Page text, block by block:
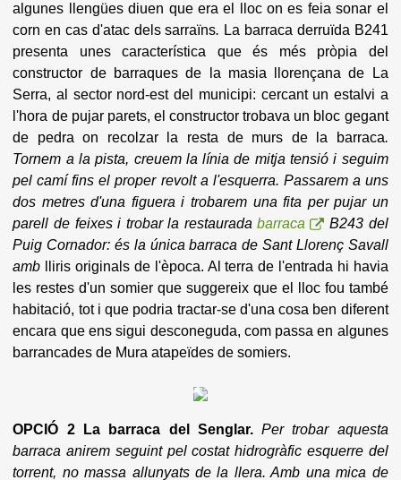
algunes llengües diuen que era el lloc on es feia sonar el
corn en cas d'atac dels sarraïns. La barraca derruïda B241
presenta unes característica que és més pròpia del
constructor de barraques de la masia llorençana de La
Serra, al sector nord-est del municipi: cercant un estalvi a
l'hora de pujar parets, el constructor trobava un bloc gegant
de pedra on recolzar la resta de murs de la barraca.
Tornem a la pista, creuem la línia de mitja tensió i seguim
pel camí fins el proper revolt a l'esquerra. Passarem a uns
dos metres d'una figuera i trobarem una fita per pujar un
parell de feixes i trobar la restauradabarraca
B243 del
Puig Cornador: és la única barraca de Sant Llorenç Savall
amb
lliris originals de l'època. Al terra de l'entrada hi havia
les restes d'un somier que suggereix que el lloc fou també
habitació, tot i que podria tractar-se d'una cosa ben diferent
encara que ens sigui desconeguda, com passa en algunes
barrancades de Mura atapeïdes de somiers.
OPCIÓ 2 La barraca del Senglar.Per trobar aquesta
barraca anirem seguint pel costat hidrogràfic esquerre del
torrent, no massa allunyats de la llera. Amb una mica de